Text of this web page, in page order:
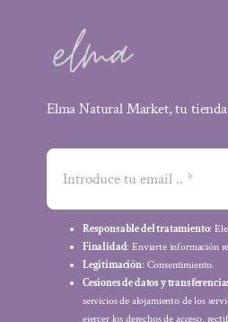
Elma Natural Market, tu tienda
Responsable del tratamiento:
Finalidad: Enviarte información
Legitimación: Consentimiento.
Cesiones de datos y
servicios de alojamiento de los
ejercer los derechos de acceso,